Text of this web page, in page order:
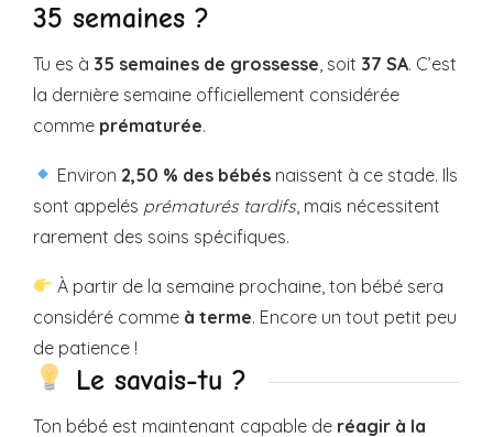
35 semaines ?
Tu es à 35 semaines de grossesse , soit 37 SA. C’est
la dernière semaine officiellement considérée
comme prématurée.
Environ 2,50 % des bébés naissent à ce stade. Ils
sont appelés prématurés tardifs , mais nécessitent
rarement des soins spécifiques.
À partir de la semaine prochaine, ton bébé sera
considéré comme à terme. Encore un tout petit peu
de patience !
Le savais-tu ?
Ton bébé est maintenant capable de réagir à la